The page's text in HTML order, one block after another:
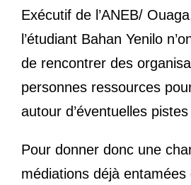
Exécutif de l’ANEB/
l’étudiant Bahan Yenilo
de rencontrer des
personnes ressources
autour d’éventuelles
Pour donner donc une
médiations déjà